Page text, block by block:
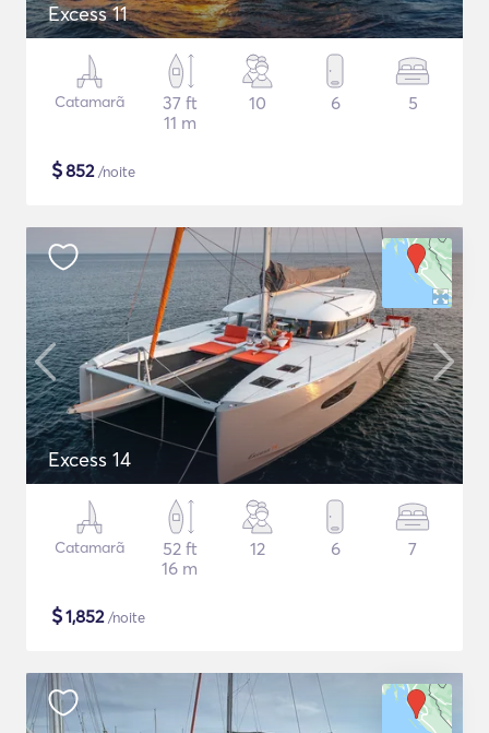
Excess 11
Catamarã
37 ft
11 m
10 6 5
$852/noite
Excess 14
Catamarã
52 ft
16 m
12 6 7
$1,852/noite